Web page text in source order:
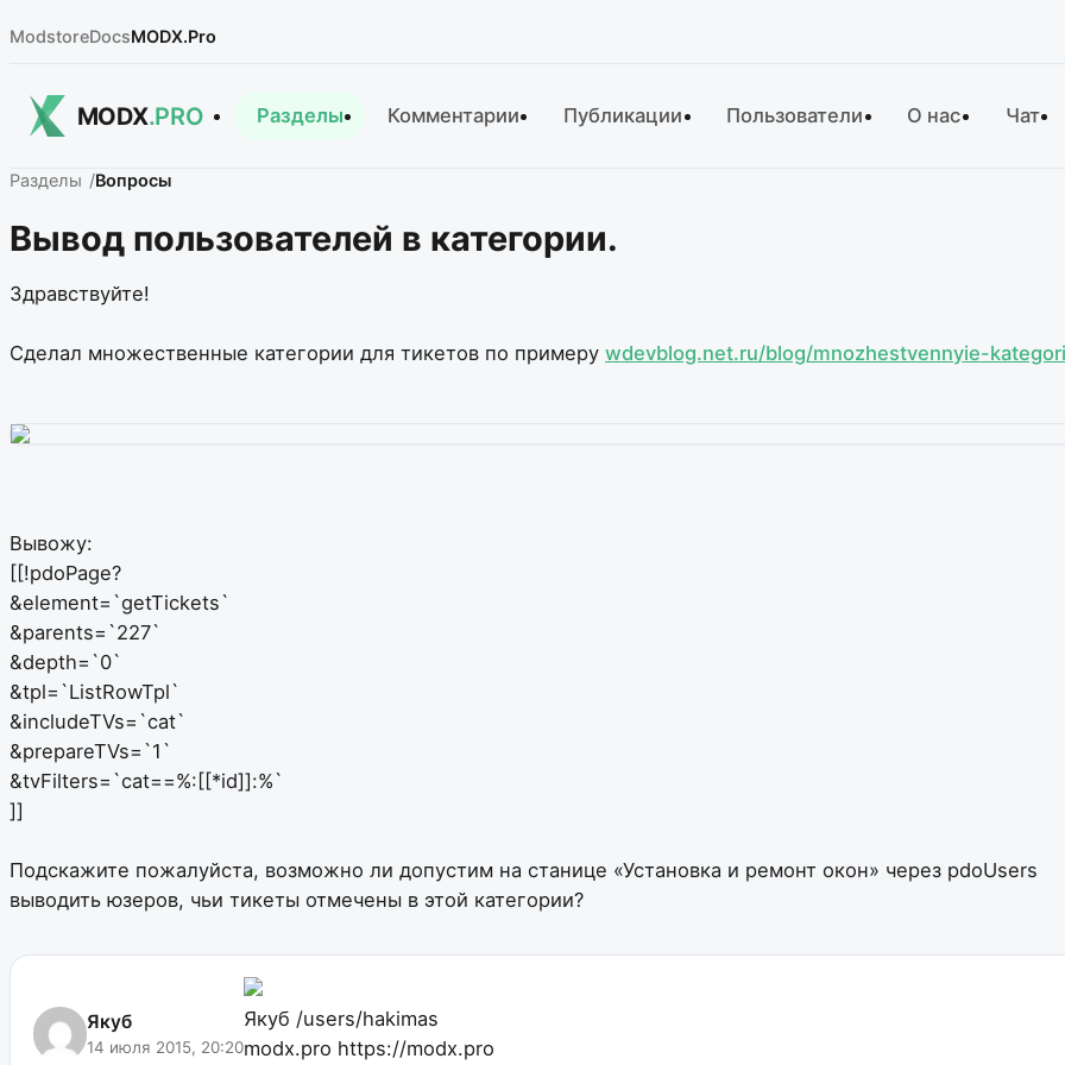
ModstoreDocsMODX.Pro
MODX.PRO Разделы Комментарии Публикации Пользователи О нас Чат
Разделы Вопросы
Вывод пользователей в категории.
Здравствуйте!
Сделал множественные категории для тикетов по примеру wdevblog.net.ru/blog/mnozhestvennyie-
Вывожу:
[[!pdoPage?
&element=`getTickets`
&parents=`227`
&depth=`0`
&tpl=`ListRowTpl`
&includeTVs=`cat`
&prepareTVs=`1`
&tvFilters=`cat==%:[[*id]]:%`
]]
Подскажите пожалуйста, возможно ли допустим на станице «Установка и ремонт окон» через pdoUsers
выводить юзеров, чьи тикеты отмечены в этой категории?
Якуб
14 июля 2015, 20:20
Якуб /users/hakimas
modx.pro https://modx.pro